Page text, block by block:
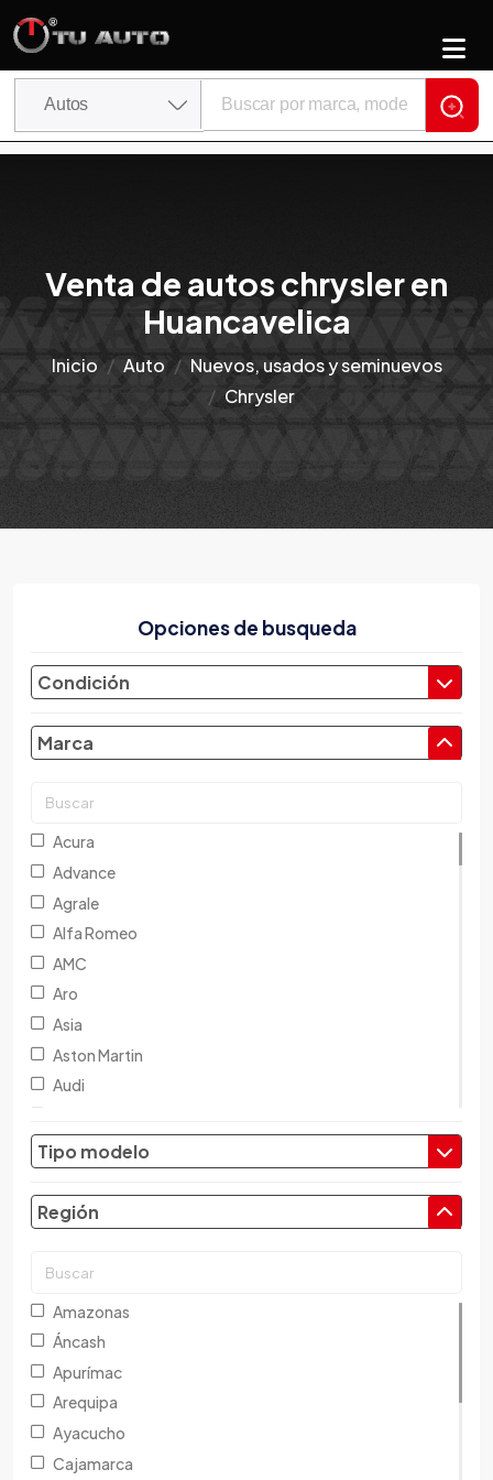
Venta de autos chrysler en
Huancavelica
Inicio Auto
Nuevos, usados y seminuevos
Chrysler
Opciones de busqueda
Condición
Marca
Acura
Advance
Agrale
Alfa Romeo
AMC
Aro
Asia
Aston Martin
Audi
Baic
Bentley
Brilliance
Byd
Chana
Changfeng
Tipo modelo
Región
Amazonas
Áncash
Apurímac
Arequipa
Ayacucho
Cajamarca